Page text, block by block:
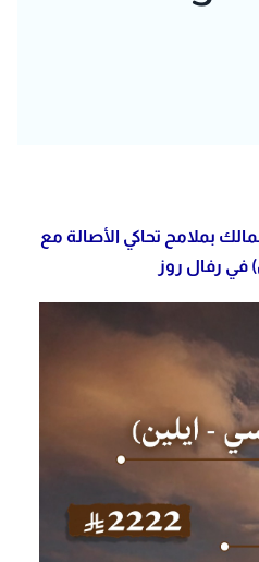
بملامح تحاكي الأصالة مع
في رفال روز